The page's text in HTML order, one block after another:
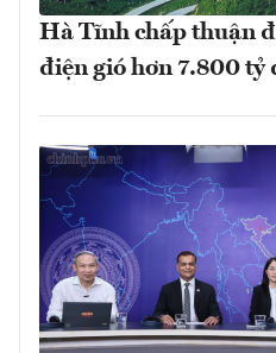
Hà Tĩnh chấp thuận
điện gió hơn 7.800 tỷ